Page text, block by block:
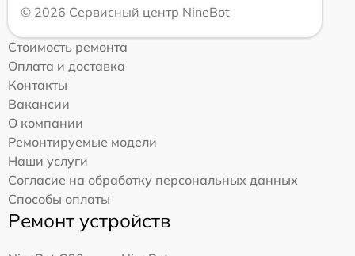
© 2026 Сервисный центр NineBot
Стоимость ремонта
Оплата и доставка
Контакты
Вакансии
О компании
Ремонтируемые модели
Наши услуги
Согласие на обработку персональных данных
Способы оплаты
Ремонт устройств